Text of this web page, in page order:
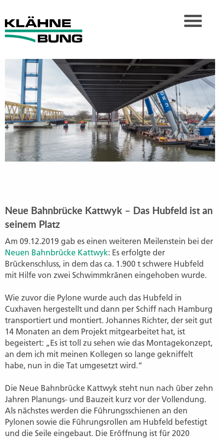
Neue Bahnbrücke Kattwyk – Das Hubfeld ist an
seinem Platz
Am 09.12.2019 gab es einen weiteren Meilenstein bei der
Neuen Bahnbrücke Kattwyk: Es erfolgte der
Brückenschluss, in dem das ca. 1.900 t schwere Hubfeld
mit Hilfe von zwei Schwimmkränen eingehoben wurde.
Wie zuvor die Pylone wurde auch das Hubfeld in
Cuxhaven hergestellt und dann per Schiff nach Hamburg
transportiert und montiert. Johannes Richter, der seit gut
14 Monaten an dem Projekt mitgearbeitet hat, ist
begeistert: „Es ist toll zu sehen wie das Montagekonzept,
an dem ich mit meinen Kollegen so lange gekniffelt
habe, nun in die Tat umgesetzt wird.“
Die Neue Bahnbrücke Kattwyk steht nun nach über zehn
Jahren Planungs- und Bauzeit kurz vor der Vollendung.
Als nächstes werden die Führungsschienen an den
Pylonen sowie die Führungsrollen am Hubfeld befestigt
und die Seile eingebaut. Die Eröffnung ist für 2020